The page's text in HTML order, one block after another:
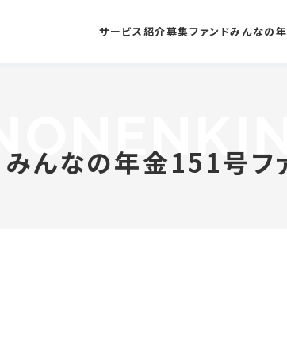
サービス紹介募集ファンドみんなの
みんなの年金151号フ